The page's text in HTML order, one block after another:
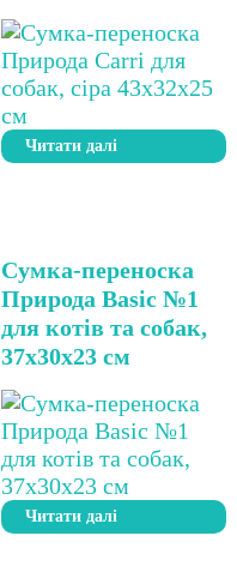
Читати далі
Сумка-переноска
Природа Basic №1
для котів та собак,
37х30х23 см
Читати далі